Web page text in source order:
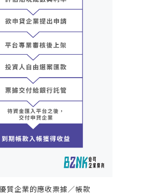
質企業的應收票據／帳款